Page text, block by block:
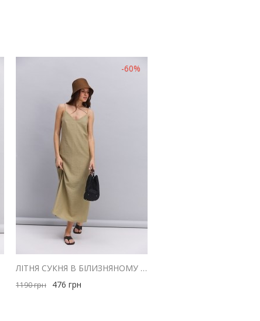
-60%
ЛІТНЯ СУКНЯ В БІЛИЗНЯНОМУ СТИЛІ ОЛИВКОВА З ТРЬОМА БРЕТЕЛЯМИ
1190грн 476 грн